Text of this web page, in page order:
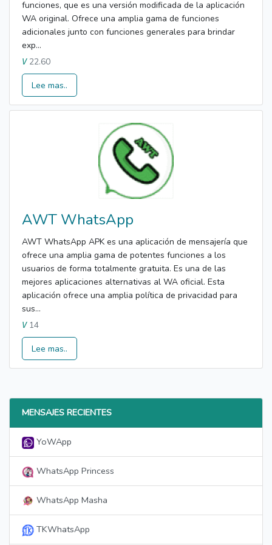
funciones, que es una versión modificada de la aplicación
WA original. Ofrece una amplia gama de funciones
adicionales junto con funciones generales para brindar
exp...
V22.60
Lee mas..
AWT WhatsApp
AWT WhatsApp APK es una aplicación de mensajería que
ofrece una amplia gama de potentes funciones a los
usuarios de forma totalmente gratuita. Es una de las
mejores aplicaciones alternativas al WA oficial. Esta
aplicación ofrece una amplia política de privacidad para
sus...
V14
Lee mas..
MENSAJES RECIENTES
YoWApp
WhatsApp Princess
WhatsApp Masha
TKWhatsApp